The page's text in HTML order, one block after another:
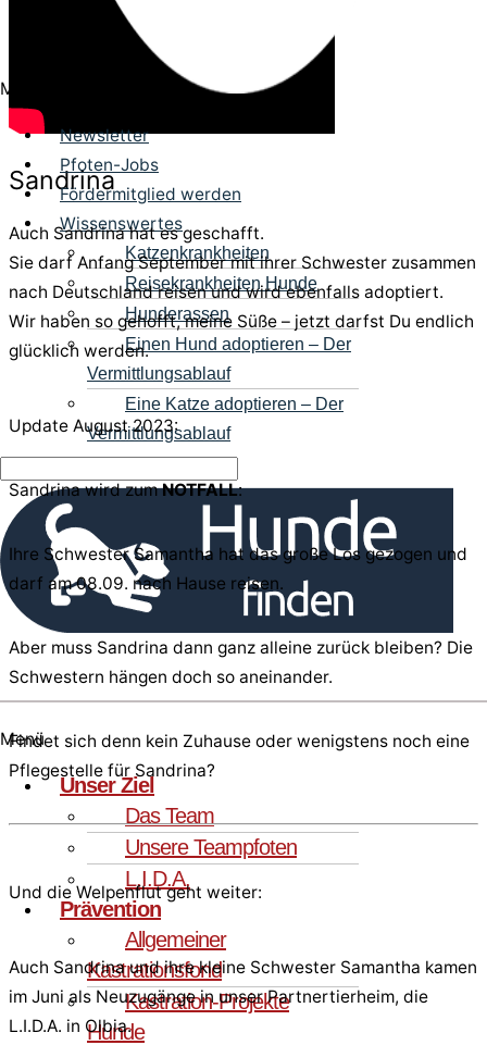
Menü
Newsletter
Pfoten-Jobs
Fördermitglied werden
Wissenswertes
Katzenkrankheiten
Reisekrankheiten Hunde
Hunderassen
Einen Hund adoptieren – Der
Vermittlungsablauf
Eine Katze adoptieren – Der
Vermittlungsablauf
Menü
Unser Ziel
Das Team
Unsere Teampfoten
L.I.D.A.
Prävention
Allgemeiner
Kastrationsfond
Kastration-Projekte
Hunde
Sandrina
Auch Sandrina hat es geschafft.
Sie darf Anfang September mit ihrer Schwester zusammen
nach Deutschland reisen und wird ebenfalls adoptiert.
Wir haben so gehofft, meine Süße – jetzt darfst Du endlich
glücklich werden.
Update August 2023:
Sandrina wird zumNOTFALL:
Ihre Schwester Samantha hat das große Los gezogen und
darf am 08.09. nach Hause reisen.
Aber muss Sandrina dann ganz alleine zurück bleiben? Die
Schwestern hängen doch so aneinander.
Findet sich denn kein Zuhause oder wenigstens noch eine
Pflegestelle für Sandrina?
Und die Welpenflut geht weiter:
Auch Sandrina und ihre kleine Schwester Samantha kamen
im Juni als Neuzugänge in unser Partnertierheim, die
L.I.D.A. in Olbia.